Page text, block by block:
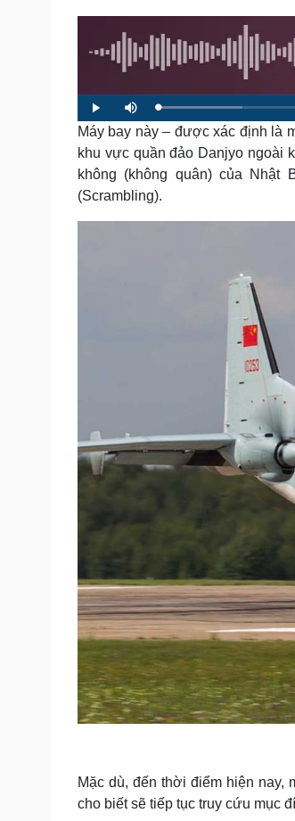
Sức khỏe
Cây thuốc
Sản phụ khoa
Nhi khoa
Nam khoa
Làm đẹp - giảm cân
Phòng mạch online
Đời
Blog
P
l
a
y
M
u
L
o
a
d
e
d
1
3
Máy bay này – được xác định là
khu vực quần đảo Danjyo ngoài
không (không quân) của
(Scrambling).
Mặc dù, đến thời điểm hiện nay,
cho biết sẽ tiếp tục truy cứu mục